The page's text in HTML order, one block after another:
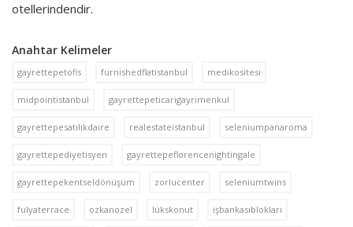
otellerindendir.
Anahtar Kelimeler
gayrettepetofis furnishedflatistanbul medikositesi
midpointistanbul gayrettepeticarigayrimenkul
gayrettepesatılıkdaire realestateistanbul seleniumpanaroma
gayrettepediyetisyen gayrettepeflorencenightingale
gayrettepekentseldönüşüm zorlucenter seleniumtwins
fulyaterrace ozkanozel lükskonut işbankasıblokları